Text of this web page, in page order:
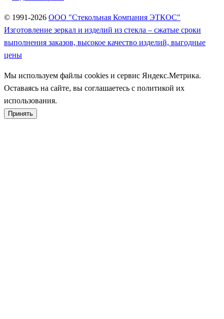
© 1991-2026 ООО "Стекольная Компания ЭТКОС"
Изготовление зеркал и изделий из стекла – сжатые сроки
выполнения заказов, высокое качество изделий, выгодные
цены
Мы используем файлы cookies и сервис Яндекс.Метрика.
Оставаясь на сайте, вы соглашаетесь с политикой их
использования.
Принять